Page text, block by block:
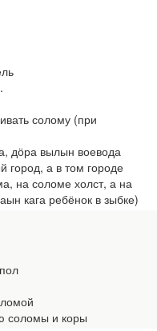
солому (при
дӧра вылын воевода
город, а в том городе
на соломе холст, а на
кага ребёнок в зыбке)
соломы и коры